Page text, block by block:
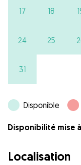
17 18
24 25
31
Disponible
Disponibilité mise
Localisation